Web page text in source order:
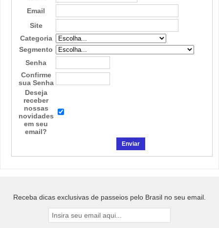
Email
Site
Categoria
Segmento
Senha
Confirme
sua Senha
Deseja
receber
nossas
novidades
em seu
email?
Receba dicas exclusivas de passeios pelo Brasil no seu email.